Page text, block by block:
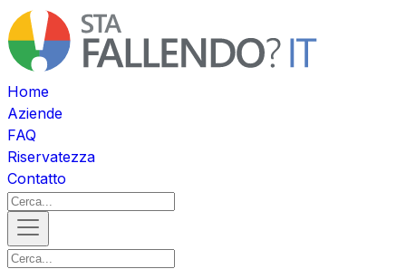
Home
Aziende
FAQ
Riservatezza
Contatto